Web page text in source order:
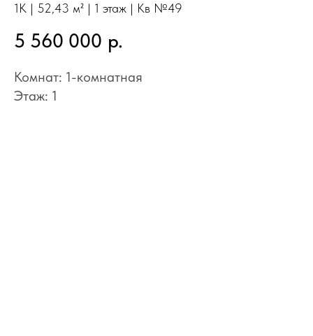
1К | 52,43 м² | 1 этаж | Кв №49
5 560 000 р.
Комнат: 1-комнатная
Этаж: 1